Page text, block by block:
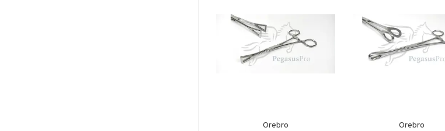
Orebro Orebro